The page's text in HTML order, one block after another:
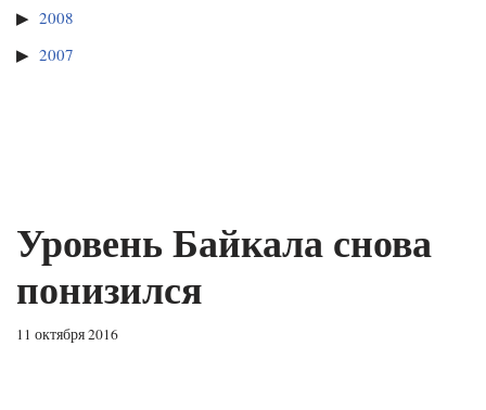
2008
2007
Уровень Байкала снова
понизился
11 октября 2016